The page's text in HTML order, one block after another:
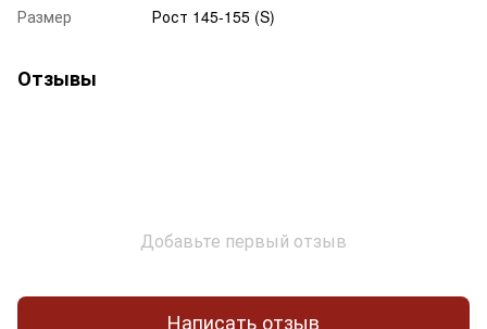
Размер
Рост 145-155 (S)
Отзывы
Добавьте первый отзыв
Написать отзыв